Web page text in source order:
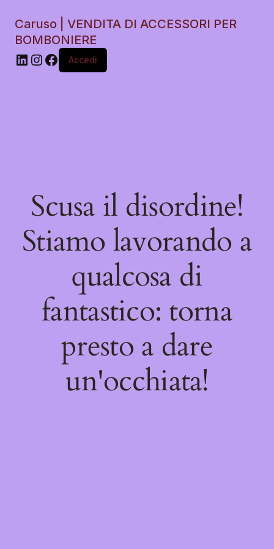
Caruso | VENDITA DI ACCESSORI PER
BOMBONIERE
Accedi
Scusa il disordine!
Stiamo lavorando a
qualcosa di
fantastico: torna
presto a dare
un'occhiata!